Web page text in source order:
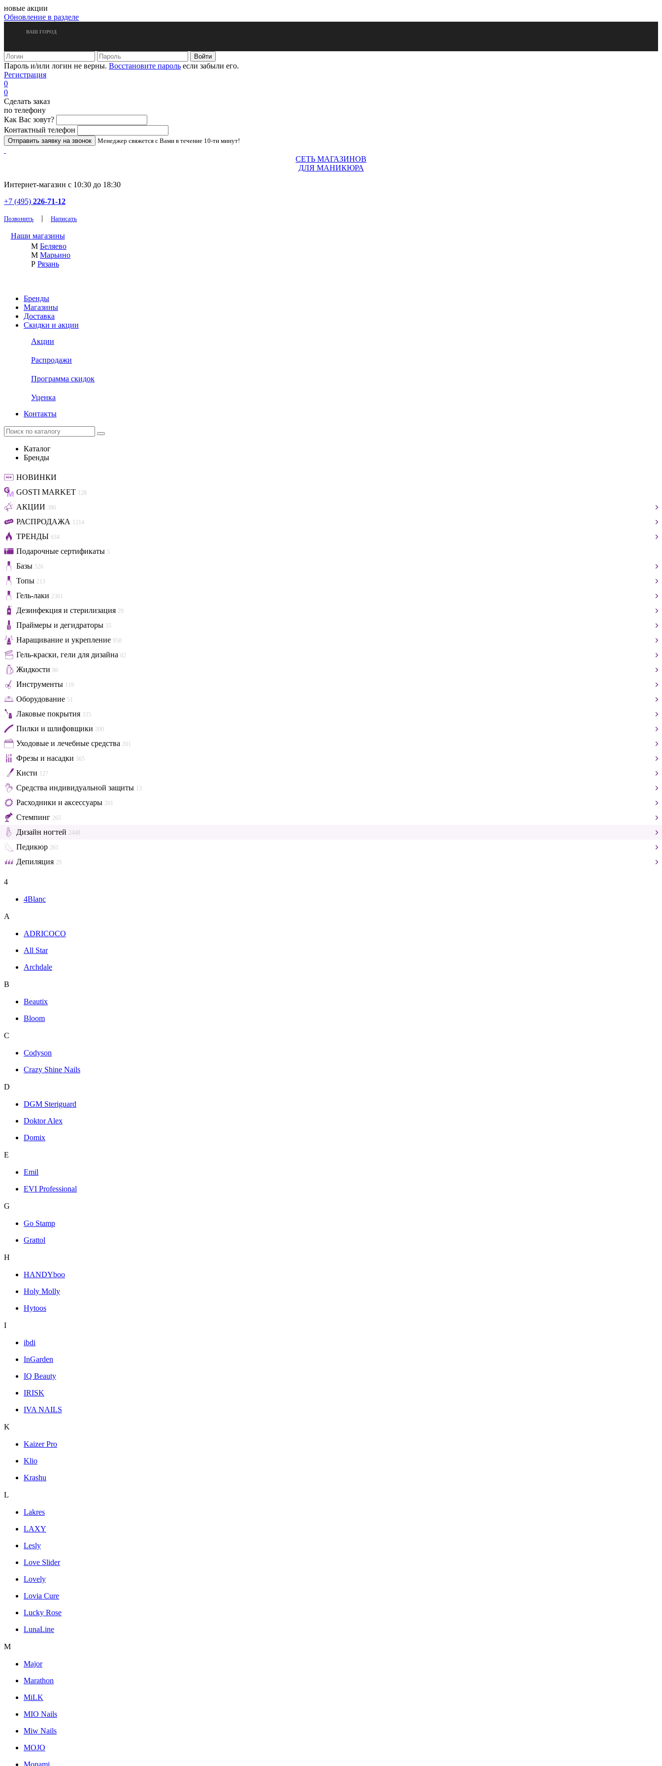
новые акции
Обновление в разделе
ВАШ ГОРОД
Пароль и/или логин не верны. Восстановите пароль если забыли его.
Регистрация
0
0
Сделать заказ
по телефону
Как Вас зовут?
Контактный телефон
Менеджер свяжется с Вами в течение 10-ти минут!
СЕТЬ МАГАЗИНОВ
ДЛЯ МАНИКЮРА
Интернет-магазин с 10:30 до 18:30
+7 (495) 226-71-12
Позвонить | Написать
Наши магазины
М Беляево
М Марьино
Р Рязань
Бренды
Магазины
Доставка
Скидки и акции
Акции
Распродажи
Программа скидок
Уценка
Контакты
Каталог
Бренды
НОВИНКИ
GOSTI MARKET 128
АКЦИИ 386
РАСПРОДАЖА 1214
ТРЕНДЫ 634
Подарочные сертификаты 5
Базы 526
Топы 213
Гель-лаки 2361
Дезинфекция и стерилизация 29
Праймеры и дегидраторы 35
Наращивание и укрепление 950
Гель-краски, гели для дизайна 62
Жидкости 86
Инструменты 119
Оборудование 51
Лаковые покрытия 335
Пилки и шлифовщики 200
Уходовые и лечебные средства 201
Фрезы и насадки 365
Кисти 127
Средства индивидуальной защиты 13
Расходники и аксессуары 201
Стемпинг 265
Дизайн ногтей 2448
Педикюр 261
Депиляция 29
4
4Blanc
A
ADRICOCO
All Star
Archdale
B
Beautix
Bloom
C
Codyson
Crazy Shine Nails
D
DGM Steriguard
Doktor Alex
Domix
E
Emil
EVI Professional
G
Go Stamp
Grattol
H
HANDYboo
Holy Molly
Hytoos
I
ibdi
InGarden
IQ Beauty
IRISK
IVA NAILS
K
Kaizer Pro
Klio
Krashu
L
Lakres
LAXY
Lesly
Love Slider
Lovely
Lovia Cure
Lucky Rose
LunaLine
M
Major
Marathon
MiLK
MIO Nails
Miw Nails
MOJO
Monami